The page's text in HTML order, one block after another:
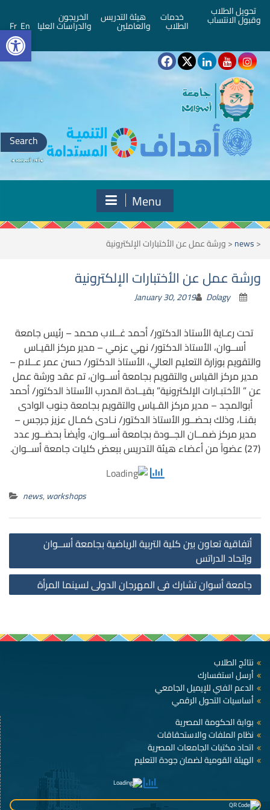
تحويل الطلاب
وقبول الانتساب خدمات
الطلاب
هيئة التدريس
والعاملين
الخريجون
والدراسات العليا En
Fr
Search
for:
Menu
<
news
<ورشة عمل عن الأختبارات الإلكترونية
ورشة عمل عن الأختبارات الإلكترونية
January 30, 2019 Dolagy
تحت رعـاية الأستاذ الدكتور/ أحمد غــلاب محمد – رئيس جامعة
أســوان، الأستاذ الدكتور/ نهي عزمي – مدير مركز القيـاس
والتقويم بوزارة التعليم العالي، الأستاذ الدكتور/ حسن عمر عــلام –
مدير مركز القياس والتقويم بجامعة أســوان، تم عقد ورشة عمل
عن ” الأختبـارات الإلكترونية” بقيــادة المدرب الأستاذ الدكتور/ أحمد
أبوالمجد – مدير مركز القـياس والتقويم بجامعة جنوب الوادى
بقنـا، وذلك بحضــور الأستاذ الدكتور/ نـادى كمـال عزيز جرجس –
مدير مركز ضمــان الجــودة بجامعة أســوان، وأيضاً بحضــور عدد
(27) عضواً من أعضاء هيئة التدريس ببعض كليات جامعة أســوان.
news, workshops
أتفاقية تعاون بين كلية التربية الرياضية بجامعة أســوان
وإتحاد الدراتس
جامعة أسوان تشارك فى المهرجان الدولى لسينما المرأة
نتائج الطلاب
أرسل استفسارك
الدعم الفني للإيميل الجامعي
أساسيات التحول الرقمي
بوابة الحكومة المصرية
نظام الملفات والاستحقاقات
اتحاد مكتبات الجامعات المصرية
الهيئة القومية لضمان جودة التعليم